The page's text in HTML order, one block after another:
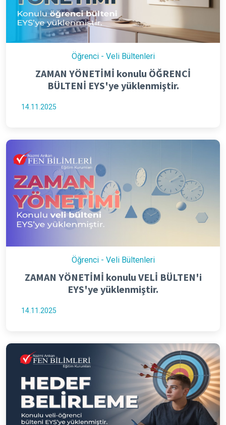
Öğrenci - Veli Bültenleri
ZAMAN YÖNETİMİ konulu ÖĞRENCİ
BÜLTENİ EYS'ye yüklenmiştir.
14.11.2025
Öğrenci - Veli Bültenleri
ZAMAN YÖNETİMİ konulu VELİ BÜLTEN'i
EYS'ye yüklenmiştir.
14.11.2025